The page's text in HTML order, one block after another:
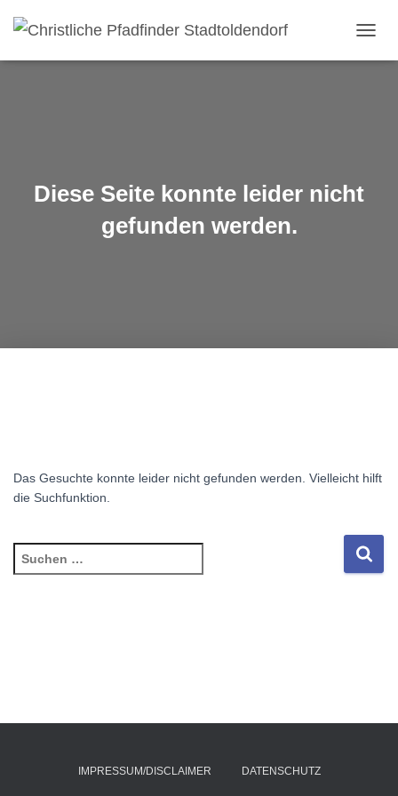
Diese Seite konnte leider nicht
gefunden werden.
Das Gesuchte konnte leider nicht gefunden werden. Vielleicht hilft
die Suchfunktion.
Suchen
nach:
IMPRESSUM/DISCLAIMER DATENSCHUTZ